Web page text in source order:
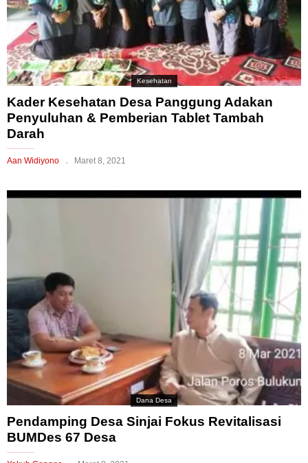
Kesehatan
Kader Kesehatan Desa Panggung Adakan
Penyuluhan & Pemberian Tablet Tambah
Darah
Aan Widiyono Maret 8, 2021
Dana Desa
Pendamping Desa Sinjai Fokus Revitalisasi
BUMDes 67 Desa